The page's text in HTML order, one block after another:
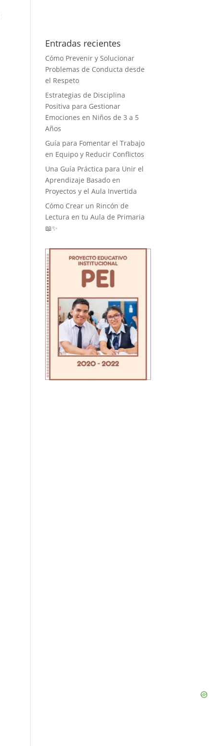
Entradas recientes
Cómo Prevenir y Solucionar
Problemas de Conducta desde
el Respeto
Estrategias de Disciplina
Positiva para Gestionar
Emociones en Niños de 3 a 5
Años
Guía para Fomentar el Trabajo
en Equipo y Reducir Conflictos
Una Guía Práctica para Unir el
Aprendizaje Basado en
Proyectos y el Aula Invertida
Cómo Crear un Rincón de
Lectura en tu Aula de Primaria
📖✨